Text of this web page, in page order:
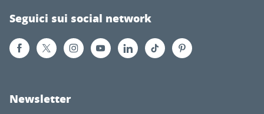
Seguici sui social network
Newsletter